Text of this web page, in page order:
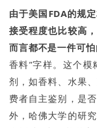
由于美国FDA的规
接受程度也比较高
而言都不是一件可
香料”字样。这个
剂，如香料、水果
费者自主鉴别，是
外，哈佛大学的研